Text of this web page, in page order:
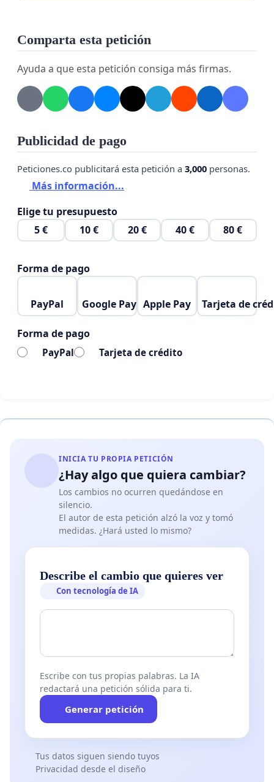
Comparta esta petición
Ayuda a que esta petición consiga más firmas.
Publicidad de pago
Peticiones.co publicitará esta petición a 3,000 personas.
Más información...
Elige tu presupuesto
5 €
10 € 20 € 40 € 80 €
Forma de pago
PayPal Google Pay Apple Pay Tarjeta de
Forma de pago
PayPal Tarjeta de crédito
INICIA TU PROPIA PETICIÓN
¿Hay algo que quiera cambiar?
Los cambios no ocurren quedándose en
silencio.
El autor de esta petición alzó la voz y tomó
medidas. ¿Hará usted lo mismo?
Describe el cambio que quieres ver
Con tecnología de IA
Escribe con tus propias palabras. La IA
redactará una petición sólida para ti.
Generar petición
Tus datos siguen siendo tuyos
Privacidad desde el diseño